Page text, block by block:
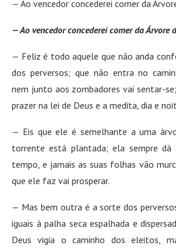
— Ao vencedor concederei comer da
— Ao vencedor concederei comer da Árvore
— Feliz é todo aquele que não anda
dos perversos; que não entra no
nem junto aos zombadores vai sentar-
prazer na lei de Deus e a medita, dia e
— Eis que ele é semelhante a uma
torrente está plantada; ela sempre
tempo, e jamais as suas folhas vão
que ele faz vai prosperar.
— Mas bem outra é a sorte dos
iguais à palha seca espalhada e
Deus vigia o caminho dos eleitos,